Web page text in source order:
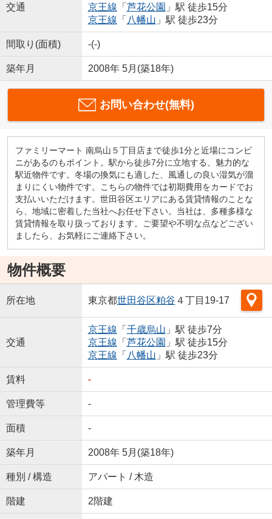
交通
京王線 「 芦花公園 」駅 徒歩15分
京王線 「 八幡山 」駅 徒歩23分
間取り(面積) -(-)
築年月 2008年 5月(築18年)
お問い合わせ(無料)
ファミリーマート 南烏山５丁目店まで徒歩1分と近場にコンビ
ニがあるのもポイント。駅から徒歩7分に立地する、魅力的な
駅近物件です。冬場の換気にも適した、風通しの良い湿気が溜
まりにくい物件です。こちらの物件では初期費用をカードでお
支払いいただけます。世田谷区エリアにある賃貸情報のことな
ら、地域に密着した当社へお任せ下さい。当社は、多種多様な
賃貸情報を取り扱っております。ご要望や不明な点などござい
ましたら、お気軽にご連絡下さい。
物件概要
所在地 東京都世田谷区粕谷 ４丁目19-17
交通
京王線 「 千歳烏山 」駅 徒歩7分
京王線 「 芦花公園 」駅 徒歩15分
京王線 「 八幡山 」駅 徒歩23分
賃料 -
管理費等 -
面積 -
築年月 2008年 5月(築18年)
種別 / 構造 アパート / 木造
階建 2階建